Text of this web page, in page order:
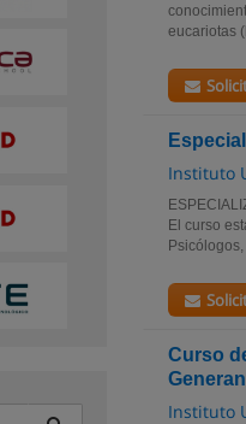
eucariotas
Instituto
El curso
Curso
Instituto